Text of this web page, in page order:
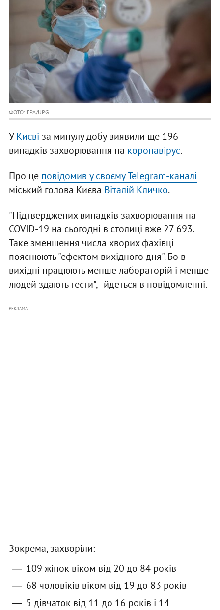
ФОТО: EPA/UPG
УКиєві за минулу добу виявили ще 196
випадків захворювання на коронавірус.
Про це повідомив у своєму Telegram-каналі
міський голова Києва Віталій Кличко.
"Підтверджених випадків захворювання на
COVID-19 на сьогодні в столиці вже 27 693.
Таке зменшення числа хворих фахівці
пояснюють "ефектом вихідного дня". Бо в
вихідні працюють менше лабораторій і менше
людей здають тести", - йдеться в повідомленні.
РЕКЛАМА
Зокрема, захворіли:
109 жінок віком від 20 до 84 років
68 чоловіків віком від 19 до 83 рокiв
5 дівчаток від 11 до 16 років і 14